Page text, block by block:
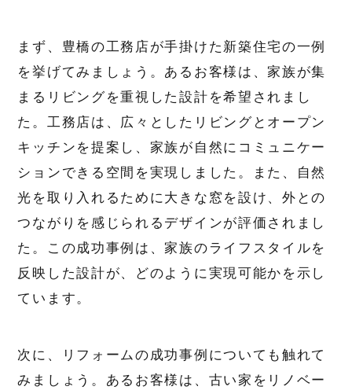
まず、豊橋の工務店が手掛けた新築住宅の一例
を挙げてみましょう。あるお客様は、家族が集
まるリビングを重視した設計を希望されまし
た。工務店は、広々としたリビングとオープン
キッチンを提案し、家族が自然にコミュニケー
ションできる空間を実現しました。また、自然
光を取り入れるために大きな窓を設け、外との
つながりを感じられるデザインが評価されまし
た。この成功事例は、家族のライフスタイルを
反映した設計が、どのように実現可能かを示し
ています。
次に、リフォームの成功事例についても触れて
みましょう。あるお客様は、古い家をリノベー